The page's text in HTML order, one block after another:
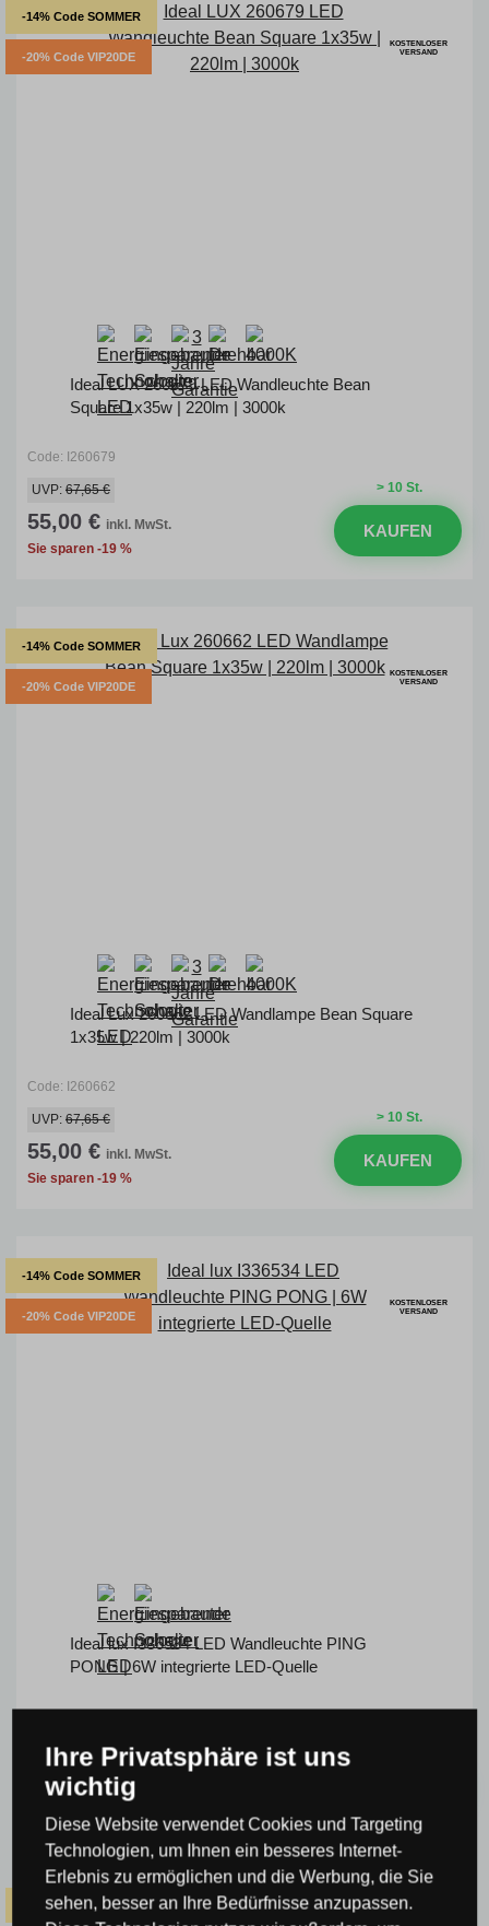
-14% Code SOMMER
-20% Code VIP20DE
KOSTENLOSER
VERSAND
Ideal LUX 260679 LED Wandleuchte Bean
Square 1x35w | 220lm | 3000k
Code: I260679
> 10 St.
UVP: 67,65 €
55,00 € inkl. MwSt.
Sie sparen -19 %
KAUFEN
-14% Code SOMMER
-20% Code VIP20DE
KOSTENLOSER
VERSAND
Ideal Lux 260662 LED Wandlampe Bean Square
1x35w | 220lm | 3000k
Code: I260662
> 10 St.
UVP: 67,65 €
55,00 € inkl. MwSt.
Sie sparen -19 %
KAUFEN
-14% Code SOMMER
-20% Code VIP20DE
KOSTENLOSER
VERSAND
Ideal lux I336534 LED Wandleuchte PING
PONG | 6W integrierte LED-Quelle
UVP:135,30 €
110,00 € inkl. MwSt.
-14% Code SOMMER
Ihre Privatsphäre ist uns
wichtig
Diese Website verwendet Cookies und Targeting
Technologien, um Ihnen ein besseres Internet-
Erlebnis zu ermöglichen und die Werbung, die Sie
sehen, besser an Ihre Bedürfnisse anzupassen.